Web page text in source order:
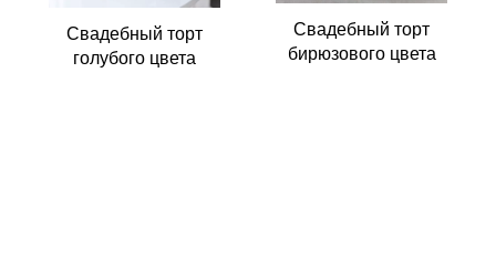
Свадебный торт
голубого цвета
Свадебный торт
бирюзового цвета